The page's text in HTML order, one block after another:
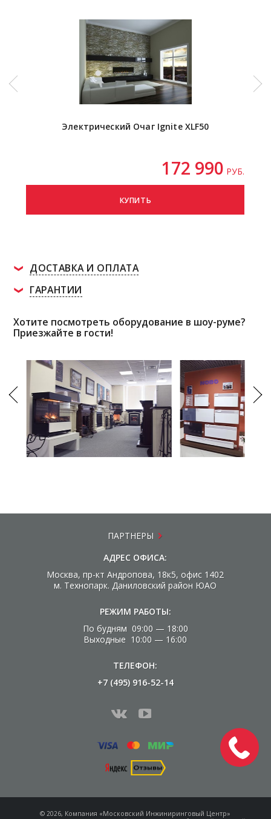
Электрический Очаг Ignite XLF50
172 990 РУБ.
КУПИТЬ
ДОСТАВКА И ОПЛАТА
ГАРАНТИИ
Хотите посмотреть оборудование в шоу-руме?
Приезжайте в гости!
ПАРТНЕРЫ
АДРЕС ОФИСА:
Москва, пр-кт Андропова, 18к5, офис 1402
м. Технопарк. Даниловский район ЮАО
РЕЖИМ РАБОТЫ:
По будням 09:00 — 18:00
Выходные 10:00 — 16:00
ТЕЛЕФОН:
+7 (495) 916-52-14
© 2026, Компания «Московский Инжиниринговый Центр»